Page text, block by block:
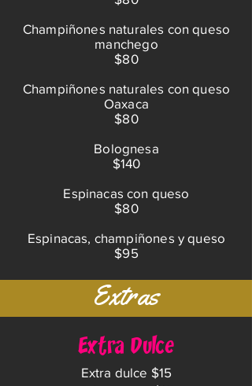
Champiñones naturales con queso
manchego
$80
Champiñones naturales con queso
Oaxaca
$80
Bolognesa
$140
Espinacas con queso
$80
Espinacas, champiñones y queso
$95
Extras
Extra Dulce
Extra dulce $15